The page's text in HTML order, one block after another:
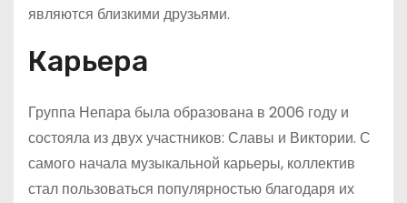
являются близкими друзьями.
Карьера
Группа Непара была образована в 2006 году и
состояла из двух участников: Славы и Виктории. С
самого начала музыкальной карьеры, коллектив
стал пользоваться популярностью благодаря их